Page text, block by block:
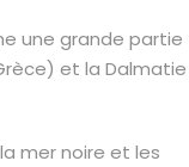
une grande partie
et la Dalmatie
mer noire et les